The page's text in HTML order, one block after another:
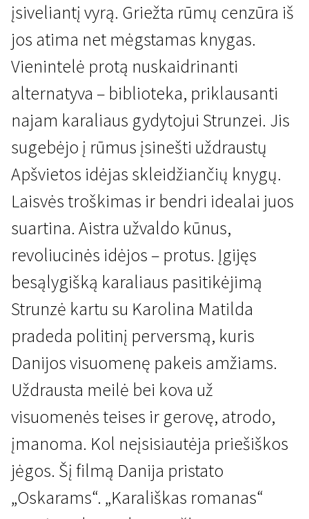
Naujienos iš Šiaurės
Karališkas romanas
2 val. 17 min. | Drama | N/A
įsiveliantį vyrą. Griežta rūmų cenzūra iš
jos atima net mėgstamas knygas.
Vienintelė protą nuskaidrinanti
alternatyva – biblioteka, priklausanti
najam karaliaus gydytojui Strunzei. Jis
sugebėjo į rūmus įsinešti uždraustų
Apšvietos idėjas skleidžiančių knygų.
Laisvės troškimas ir bendri idealai juos
suartina. Aistra užvaldo kūnus,
revoliucinės idėjos – protus. Įgijęs
besąlygišką karaliaus pasitikėjimą
Strunzė kartu su Karolina Matilda
pradeda politinį perversmą, kuris
Danijos visuomenę pakeis amžiams.
Uždrausta meilė bei kova už
visuomenės teises ir gerovę, atrodo,
įmanoma. Kol neįsisiautėja priešiškos
jėgos. Šį filmą Danija pristato
„Oskarams“. „Karališkas romanas“